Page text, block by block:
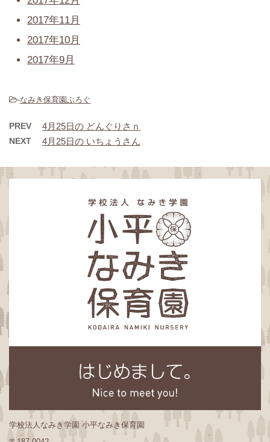
2017年11月
2017年10月
2017年9月
-なみき保育園ぶろぐ
PREV 4月25日の どんぐりさｎ
NEXT 4月25日の いちょうさん
学校法人なみき学園 小平なみき保育園